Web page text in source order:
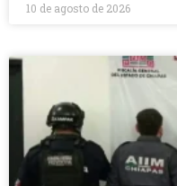
10 de agosto de 2026